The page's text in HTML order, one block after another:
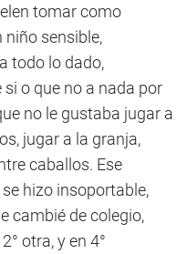
tomar como
sensible,
todo lo dado,
o que no a nada por
no le gustaba jugar a
jugar a la granja,
caballos. Ese
hizo insoportable,
cambié de colegio,
otra, y en 4°